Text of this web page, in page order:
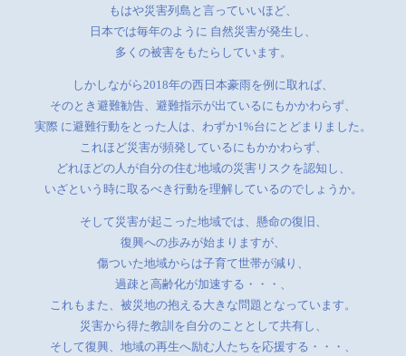
もはや災害列島と言っていいほど、
日本では毎年のように 自然災害が発生し、
多くの被害をもたらしています。
しかしながら2018年の西日本豪雨を例に取れば、
そのとき避難勧告、避難指示が出ているにもかかわらず、
実際 に避難行動をとった人は、わずか1%台にとどまりました。
これほど災害が頻発しているにもかかわらず、
どれほどの人が自分の住む地域の災害リスクを認知し、
いざという時に取るべき行動を理解しているのでしょうか。
そして災害が起こった地域では、懸命の復旧、
復興への歩みが始まりますが、
傷ついた地域からは子育て世帯が減り、
過疎と高齢化が加速する・・・、
これもまた、被災地の抱える大きな問題となっています。
災害から得た教訓を自分のこととして共有し、
そして復興、地域の再生へ励む人たちを応援する・・・、